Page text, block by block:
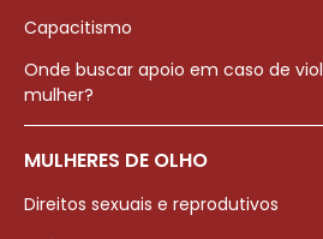
Capacitismo
Onde buscar apoio em caso de
mulher?
MULHERES DE OLHO
Direitos sexuais e reprodutivos